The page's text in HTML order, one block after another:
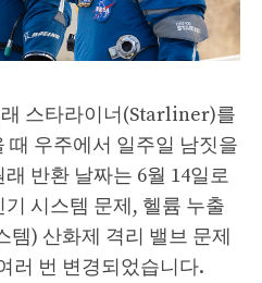
스타라이너(Starliner)를
때 우주에서 일주일 남짓을
반환 날짜는 6월 14일로
시스템 문제, 헬륨 누출
템) 산화제 격리 밸브 문제
러 번 변경되었습니다.